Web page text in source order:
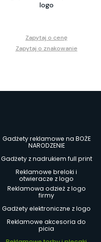
logo
Zapytaj o cenę
Zapytaj o znakowanie
Gadżety reklamowe na BOŻE
NARODZENIE
Gadżety z nadrukiem full print
Reklamowe breloki i
otwieracze z logo
Reklamowa odzież z logo
firmy
Gadżety elektroniczne z logo
Reklamowe akcesoria do
picia